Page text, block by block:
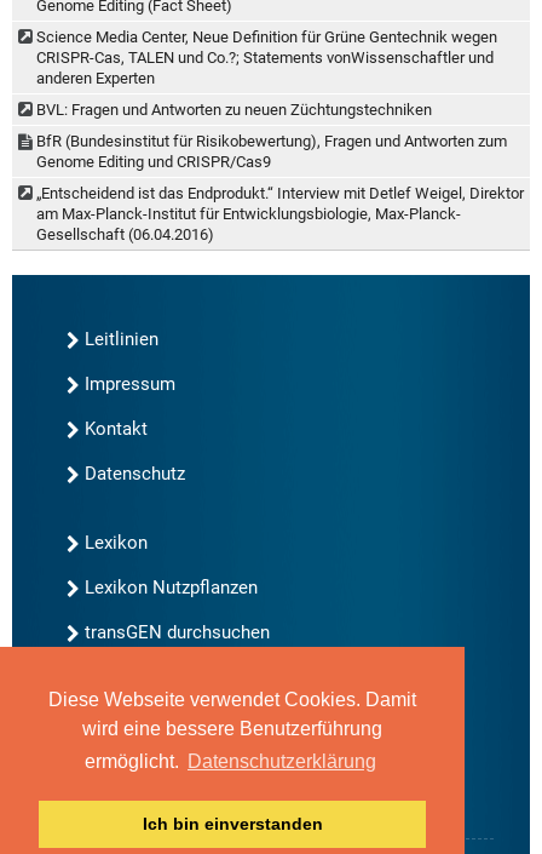
Diese Webseite verwendet Cookies. Damit
wird eine bessere Benutzerführung
ermöglicht. Datenschutzerklärung
Ich bin einverstanden
Genome Editing (Fact Sheet)
Science Media Center, Neue Definition für Grüne Gentechnik wegen
CRISPR-Cas, TALEN und Co.?; Statements vonWissenschaftler und
anderen Experten
BVL: Fragen und Antworten zu neuen Züchtungstechniken
BfR (Bundesinstitut für Risikobewertung), Fragen und Antworten zum
Genome Editing und CRISPR/Cas9
„Entscheidend ist das Endprodukt.“ Interview mit Detlef Weigel, Direktor
am Max-Planck-Institut für Entwicklungsbiologie, Max-Planck-
Gesellschaft (06.04.2016)
Leitlinien
Impressum
Kontakt
Datenschutz
Lexikon
Lexikon Nutzpflanzen
transGEN durchsuchen
Neu bei transGEN